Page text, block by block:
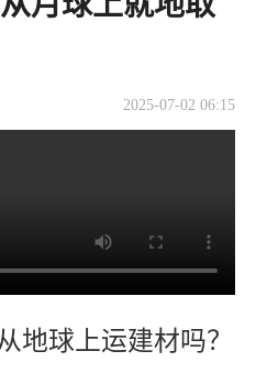
2025-07-02 06:15
地球上运建材吗？